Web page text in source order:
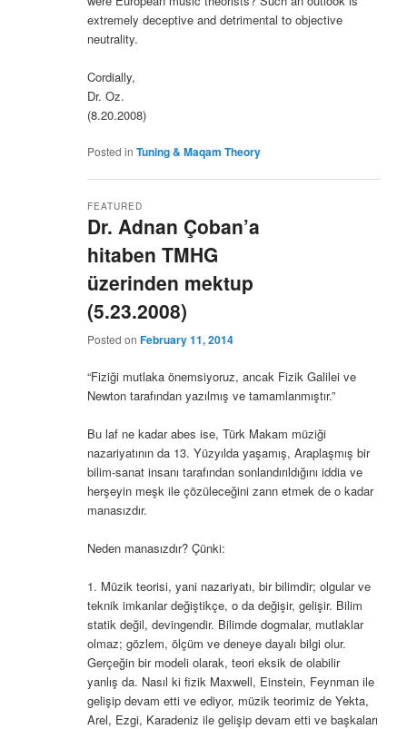
extremely deceptive and detrimental to objective
neutrality.
Cordially,
Dr. Oz.
(8.20.2008)
Posted in Tuning & Maqam Theory
Dr. Adnan Çoban’a
hitaben TMHG
üzerinden mektup
(5.23.2008)
FEATURED
Posted onFebruary 11, 2014
“Fiziği mutlaka önemsiyoruz, ancak Fizik Galilei ve
Newton tarafından yazılmış ve tamamlanmıştır.”
Bu laf ne kadar abes ise, Türk Makam müziği
nazariyatının da 13. Yüzyılda yaşamış, Araplaşmış bir
bilim-sanat insanı tarafından sonlandırıldığını iddia ve
herşeyin meşk ile çözüleceğini zann etmek de o kadar
manasızdır.
Neden manasızdır? Çünki:
1. Müzik teorisi, yani nazariyatı, bir bilimdir; olgular ve
teknik imkanlar değiştikçe, o da değişir, gelişir. Bilim
statik değil, devingendir. Bilimde dogmalar, mutlaklar
olmaz; gözlem, ölçüm ve deneye dayalı bilgi olur.
Gerçeğin bir modeli olarak, teori eksik de olabilir
yanlış da. Nasıl ki fizik Maxwell, Einstein, Feynman ile
gelişip devam etti ve ediyor, müzik teorimiz de Yekta,
Arel, Ezgi, Karadeniz ile gelişip devam etti ve başkaları